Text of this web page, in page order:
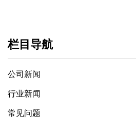
栏目导航
公司新闻
行业新闻
常见问题